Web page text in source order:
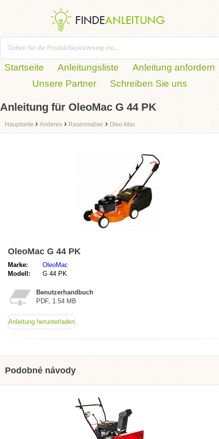
Startseite Anleitungsliste
Anleitung anfordern
Unsere Partner
Schreiben Sie uns
Anleitung für OleoMac G 44 PK
Hauptseite › Anderes › Rasenmäher › Oleo-Mac
OleoMac G 44 PK
Marke:
OleoMac
Modell:
G 44 PK
Benutzerhandbuch
PDF, 1.54 MB
Anleitung herunterladen
Podobné návody